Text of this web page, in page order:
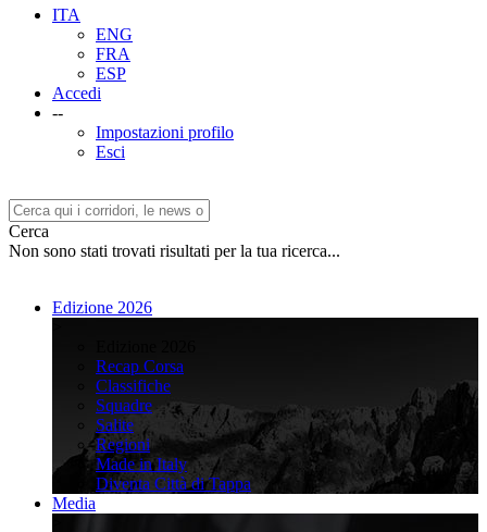
ITA
ENG
FRA
ESP
Accedi
--
Impostazioni profilo
Esci
Cerca
Non sono stati trovati risultati per la tua ricerca...
Edizione 2026
Recap Corsa
Classifiche
Squadre
Salite
Regioni
Made in Italy
Diventa Città di Tappa
Media